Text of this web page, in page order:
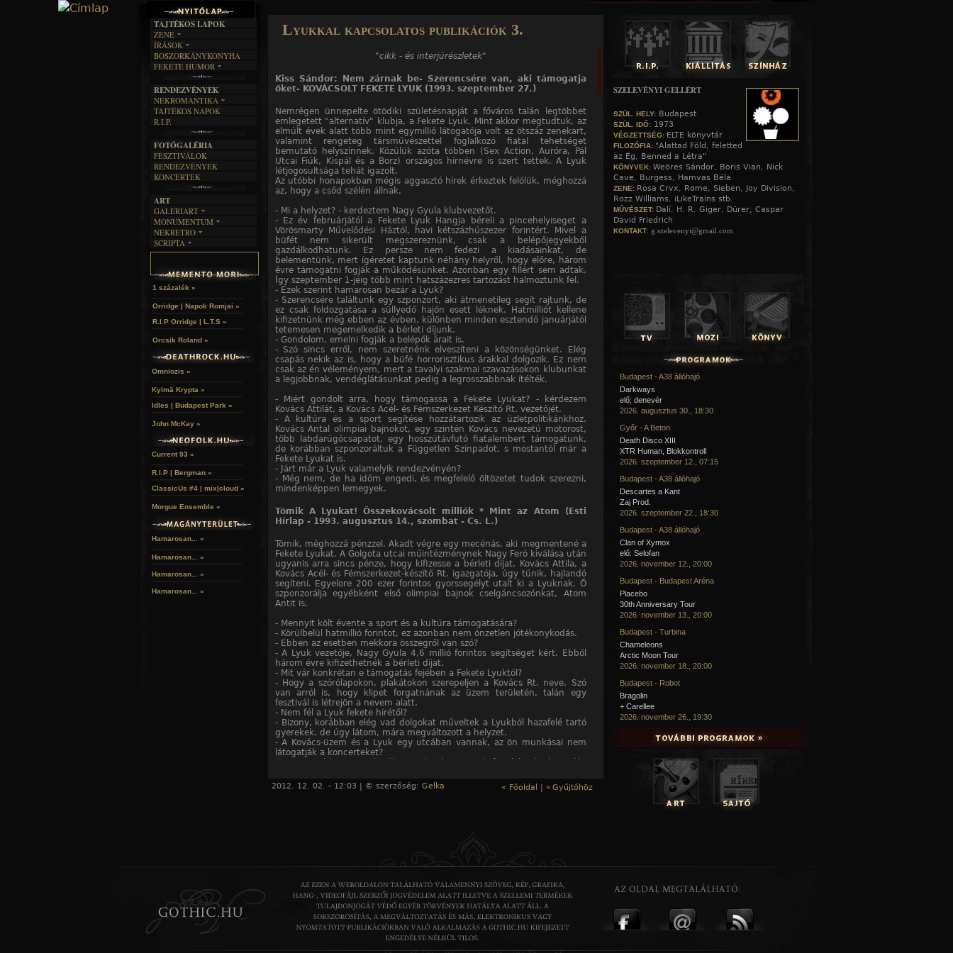
Lyukkal kapcsolatos publikációk 3.
"cikk - és interjúrészletek"
Kiss Sándor: Nem zárnak be- Szerencsére van, aki támogatja
őket- KOVÁCSOLT FEKETE LYUK (1993. szeptember 27.)
Nemrégen ünnepelte ötödiki születésnapját a főváros talán legtöbbet
emlegetett "alternatív" klubja, a Fekete Lyuk. Mint akkor megtudtuk, az
elmúlt évek alatt több mint egymillió látogatója volt az ötszáz zenekart,
valamint rengeteg társművészettel foglalkozó fiatal tehetséget
bemutató helyszínnek. Közülük azóta többen (Sex Action, Auróra, Pál
Utcai Fiúk, Kispál és a Borz) országos hírnévre is szert tettek. A Lyuk
létjogosultsága tehát igazolt.
Az utóbbi honapokban mégis aggasztó hírek érkeztek felólük. méghozzá
az, hogy a csőd szélén állnak.
- Mi a helyzet? - kerdeztem Nagy Gyula klubvezetőt.
- Ez év februárjától a Fekete Lyuk Hangja béreli a pincehelyiseget a
Vörösmarty Művelődési Háztól, havi kétszázhúszezer forintért. Mivel a
büfét nem sikerült megszereznünk, csak a belépőjegyekből
gazdálkodhatunk. Ez persze nem fedezi a kiadásainkat, de
belementünk, mert ígéretet kaptunk néhány helyről, hogy előre, három
évre támogatni fogják a működésünket. Azonban egy fillért sem adtak.
Így szeptember 1-jéig több mint hatszázezres tartozást halmoztunk fel.
- Ezek szerint hamarosan bezár a Lyuk?
- Szerencsére találtunk egy szponzort, aki átmenetileg segít rajtunk, de
ez csak foldozgatása a süllyedő hajón esett léknek. Hatmilliót kellene
kifizetnünk még ebben az évben, különben minden esztendő januárjától
tetemesen megemelkedik a bérleti díjunk.
- Gondolom, emelni fogják a belépők árait is.
- Szó sincs erről, nem szeretnénk elveszíteni a közönségünket. Elég
csapás nekik az is, hogy a büfé horrorisztikus árakkal dolgozik. Ez nem
csak az én véleményem, mert a tavalyi szakmai szavazásokon klubunkat
a legjobbnak, vendéglátásunkat pedig a legrosszabbnak ítélték.
- Miért gondolt arra, hogy támogassa a Fekete Lyukat? - kérdezem
Kovács Attilát, a Kovács Acél- és Fémszerkezet Készító Rt. vezetőjét.
- A kultúra és a sport segítése hozzátartozik az üzletpolitikánkhoz.
Kovács Antal olimpiai bajnokot, egy szintén Kovács nevezetú motorost,
több labdarúgócsapatot, egy hosszútávfutó fiatalembert támogatunk,
de korábban szponzoráltuk a Független Színpadot, s mostantól már a
Fekete Lyukat is.
- Járt már a Lyuk valamelyik rendezvényén?
- Még nem, de ha időm engedi, és megfelelő öltözetet tudok szerezni,
mindenképpen lemegyek.
Tömik A Lyukat! Összekovácsolt milliók * Mint az Atom (Esti
Hírlap - 1993. augusztus 14., szombat - Cs. L.)
Tömik, méghozzá pénzzel. Akadt végre egy mecénás, aki megmentené a
Fekete Lyukat. A Golgota utcai műintézménynek Nagy Feró kiválása után
ugyanis arra sincs pénze, hogy kifizesse a bérleti díjat. Kovács Attila, a
Kovács Acél- és Fémszerkezet-készítő Rt. igazgatója, úgy tűnik, hajlandó
segíteni. Egyelore 200 ezer forintos gyorssegélyt utalt ki a Lyuknak. Ő
szponzorálja egyébként első olimpiai bajnok cselgáncsozónkat, Atom
Antit is.
- Mennyit költ évente a sport és a kultúra támogatására?
- Körülbelül hatmillió forintot, ez azonban nem önzetlen jótékonykodás.
- Ebben az esetben mekkora összegről van szó?
- A Lyuk vezetője, Nagy Gyula 4,6 millió forintos segítséget kért. Ebből
három évre kifizethetnék a bérleti díjat.
- Mit vár konkrétan e támogatás fejében a Fekete Lyuktól?
- Hogy a szórólapokon, plakátokon szerepeljen a Kovács Rt. neve. Szó
van arról is, hogy klipet forgatnának az üzem területén, talán egy
fesztivál is létrejön a nevem alatt.
- Nem fél a Lyuk fekete hírétől?
- Bizony, korábban elég vad dolgokat műveltek a Lyukból hazafelé tartó
gyerekek, de úgy látom, mára megváltozott a helyzet.
- A Kovács-üzem és a Lyuk egy utcában vannak, az ön munkásai nem
látogatják a koncerteket?
iránt.
- Metálzene és a vasmunka: összefügg... Ön is szereti a keményrockot?
melyek olcsó szórakozást nyújtanak az ifjúságnak.
Fekete Lyuk - bezárlyuk (Mai Nap, 1994. február 3., Kiss Sándor)
Másfél hete a Fekete Lyukban "hatalomátvétel" történt. A Zenészekért és
Közönségért alapítvány - Nagy Gyula korábbi klubvezető irányításával -
elfoglalta a helyiséget, mondván, nem értenek egyet a Lyuk
bérbeadójának, a Vörösmarty Művelődési Háznak az elképzeléseivel.
Molnár Zoltán igazgató első ellenlépésként lekapcsoltatta az áramot,
rendőri segédlettel beszegeltette, majd leláncoltatta a bejárati ajtót.
2012. 12. 02. - 12:03 | © szerzőség: Gelka « Főoldal | « Gyűjtőhöz
TAJTÉKOS LAPOK
ZENE
EGYÜTTESEK
INTERJÚK
FORDÍTÁSOK
DALSZÖVEGEK
ÍRÁSOK
IRODALOM
FILM
MŰVÉSZET
ÍRÁSTÖRTÉNET
BOSZORKÁNYKONYHA
FEKETE HUMOR
SZÖVEGES
RENDEZVÉNYEK
NEKROMANTIKA
AKTUÁLIS
A MÚLT
TAJTÉKOS NAPOK
R.I.P.
FOTÓGALÉRIA
FESZTIVÁLOK
RENDEZVÉNYEK
KONCERTEK
ART
GALERIART
ARTGALERI
KÉPREGÉNYEK
LAKÁSKULTS
MONUMENTUM
TEMETŐK
TEMPLOMOK
HELYEK
NEKRETRO
SZUBKULT
RELIKVIÁK
SCRIPTA
NOVELLÁK
HALÁLTÁNC
1 százalék »
Orridge | Napok Romjai »
R.I.P Orridge | L.T.S »
Orcsik Roland »
Omniozis »
Kylmä Krypta »
Idles | Budapest Park »
John McKay »
Current 93 »
R.I.P | Bergman »
ClassicUs #4 | mix|cloud »
Morgue Ensemble »
Hamarosan... »
Hamarosan... »
Hamarosan... »
Hamarosan... »
SZELEVÉNYI GELLÉRT
SZÜL. HELY: Budapest
SZÜL. IDŐ: 1973
VÉGZETTSÉG: ELTE könyvtár
FILOZÓFIA: "Alattad Föld, feletted
az Ég, Benned a Létra"
KÖNYVEK: Weöres Sándor, Boris Vian, Nick
Cave, Burgess, Hamvas Béla
ZENE: Rosa Crvx, Rome, Sieben, Joy Division,
Rozz Williams, iLikeTrains stb.
MŰVÉSZET: Dalí, H. R. Giger, Dürer, Caspar
David Friedrich
KONTAKT: g.szelevenyi@gmail.com
Budapest - A38 állóhajó
Darkways
elő: denevér
2026. augusztus 30., 18:30
Győr - A Beton
Death Disco XIII
XTR Human, Blokkontroll
2026. szeptember 12., 07:15
Budapest - A38 állóhajó
Descartes a Kant
Zaj Prod.
2026. szeptember 22., 18:30
Budapest - A38 állóhajó
Clan of Xymox
elő: Selofan
2026. november 12., 20:00
Budapest - Budapest Aréna
Placebo
30th Anniversary Tour
2026. november 13., 20:00
Budapest - Turbina
Chameleons
Arctic Moon Tour
2026. november 18., 20:00
Budapest - Robot
Bragolin
+ Carellee
2026. november 26., 19:30